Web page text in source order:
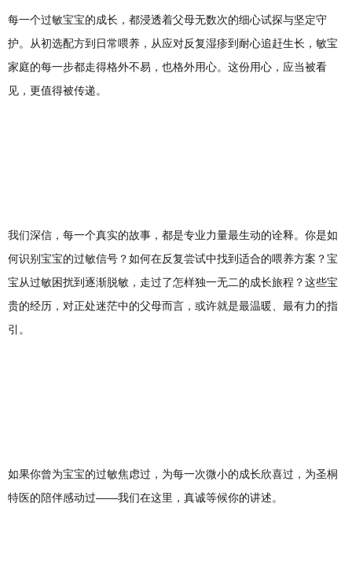
每一个过敏宝宝的成长，都浸透着父母无数次的细心试探与坚定守
护。从初选配方到日常喂养，从应对反复湿疹到耐心追赶生长，敏宝
家庭的每一步都走得格外不易，也格外用心。这份用心，应当被看
见，更值得被传递。
我们深信，每一个真实的故事，都是专业力量最生动的诠释。你是如
何识别宝宝的过敏信号？如何在反复尝试中找到适合的喂养方案？宝
宝从过敏困扰到逐渐脱敏，走过了怎样独一无二的成长旅程？这些宝
贵的经历，对正处迷茫中的父母而言，或许就是最温暖、最有力的指
引。
如果你曾为宝宝的过敏焦虑过，为每一次微小的成长欣喜过，为圣桐
特医的陪伴感动过——我们在这里，真诚等候你的讲述。